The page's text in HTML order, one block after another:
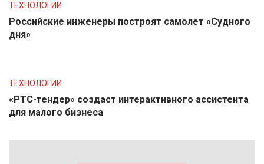
ТЕХНОЛОГИИ
Российские инженеры построят самолет «Судного
дня»
ТЕХНОЛОГИИ
«РТС-тендер» создаст интерактивного ассистента
для малого бизнеса